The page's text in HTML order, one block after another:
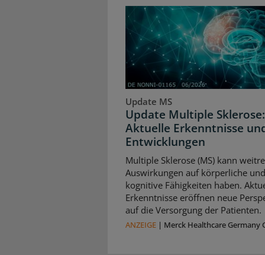
Update MS
Update Multiple Sklerose:
Aktuelle Erkenntnisse
Entwicklungen
Multiple Sklerose (MS) kann
Auswirkungen auf körperliche und
kognitive Fähigkeiten haben.
Erkenntnisse eröffnen neue
auf die Versorgung der Patienten.
ANZEIGE | Merck Healthcare Germany